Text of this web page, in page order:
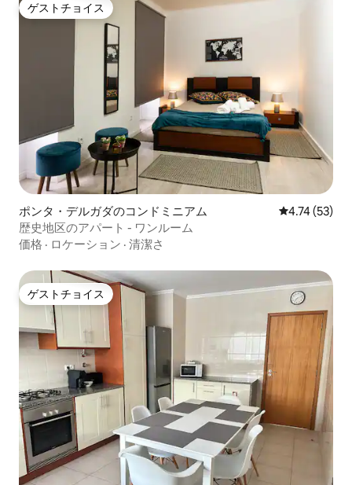
ゲストチョイス
ゲストチョイス
ポンタ・デルガダのコンドミニアム レビュー53
4.74 (53)
歴史地区のアパート - ワンルーム
価格 · ロケーション · 清潔さ
ゲストチョイス
ゲストチョイス